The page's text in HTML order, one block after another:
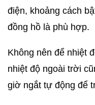
điện, khoảng cách
đồng hồ là phù hợp.
Không nên để nhiệt
nhiệt độ ngoài trời
giờ ngắt tự động để